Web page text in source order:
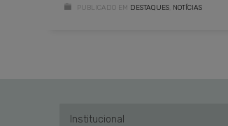
PUBLICADO EM DESTAQUES NOTÍCIAS
Institucional